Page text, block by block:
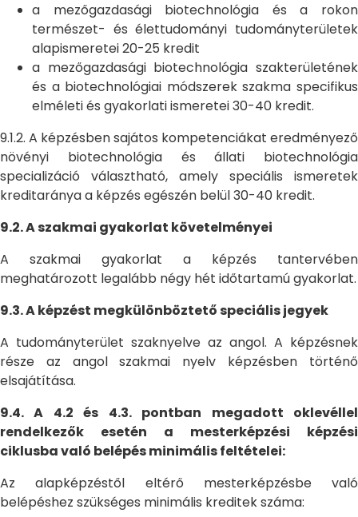
a mezőgazdasági biotechnológia és a rokon
természet- és élettudományi tudományterületek
alapismeretei 20-25 kredit
a mezőgazdasági biotechnológia szakterületének
és a biotechnológiai módszerek szakma specifikus
elméleti és gyakorlati ismeretei 30-40 kredit.
9.1.2. A képzésben sajátos kompetenciákat eredményező
növényi biotechnológia és állati biotechnológia
specializáció választható, amely speciális ismeretek
kreditaránya a képzés egészén belül 30-40 kredit.
9.2. A szakmai gyakorlat követelményei
A szakmai gyakorlat a képzés tantervében
meghatározott legalább négy hét időtartamú gyakorlat.
9.3. A képzést megkülönböztető speciális jegyek
A tudományterület szaknyelve az angol. A képzésnek
része az angol szakmai nyelv képzésben történő
elsajátítása.
9.4. A 4.2 és 4.3. pontban megadott oklevéllel
rendelkezők esetén a mesterképzési képzési
ciklusba való belépés minimális feltételei:
Az alapképzéstől eltérő mesterképzésbe való
belépéshez szükséges minimális kreditek száma: